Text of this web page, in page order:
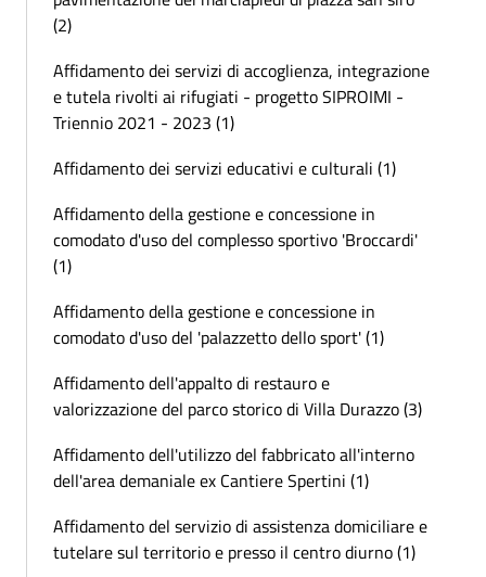
(2)
Affidamento dei servizi di accoglienza, integrazione
e tutela rivolti ai rifugiati - progetto SIPROIMI -
Triennio 2021 - 2023 (1)
Affidamento dei servizi educativi e culturali (1)
Affidamento della gestione e concessione in
comodato d'uso del complesso sportivo 'Broccardi'
(1)
Affidamento della gestione e concessione in
comodato d'uso del 'palazzetto dello sport' (1)
Affidamento dell'appalto di restauro e
valorizzazione del parco storico di Villa Durazzo (3)
Affidamento dell'utilizzo del fabbricato all'interno
dell'area demaniale ex Cantiere Spertini (1)
Affidamento del servizio di assistenza domiciliare e
tutelare sul territorio e presso il centro diurno (1)